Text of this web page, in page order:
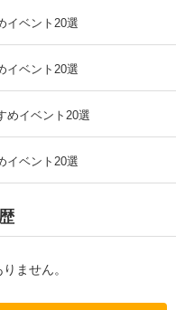
イベント20選
イベント20選
めイベント20選
イベント20選
ません。